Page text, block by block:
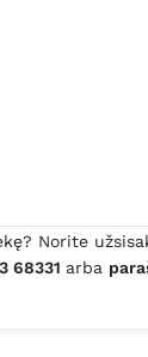
Norite
68331 arba